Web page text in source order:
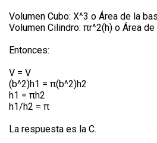
Volumen Cubo: X^3 o Área de la
Volumen Cilindro: πr^2(h) o Área
Entonces:
V = V
(b^2)h1 = π(b^2)h2
h1 = πh2
h1/h2 = π
La respuesta es la C.